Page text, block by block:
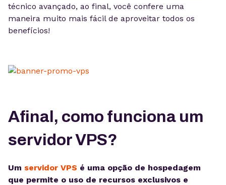
técnico avançado, ao final, você confere uma
maneira muito mais fácil de aproveitar todos os
benefícios!
Afinal, como funciona um
servidor VPS?
Um servidor VPS é uma opção de hospedagem
que permite o uso de recursos exclusivos e